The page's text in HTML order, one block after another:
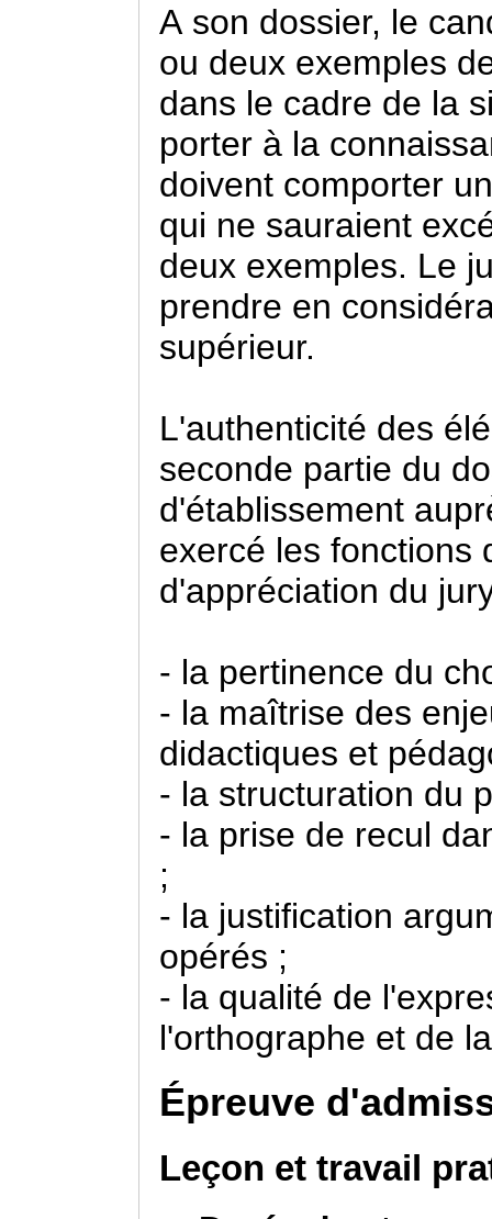
A son dossier, le
ou deux exemples
dans le cadre de la
porter à la
doivent comporter
qui ne sauraient
deux exemples. Le
prendre en
supérieur.
L'authenticité des
seconde partie du
d'établissement
exercé les fonctions
d'appréciation du
- la pertinence du
- la maîtrise des
didactiques et
- la structuration du
- la prise de recul
;
- la justification
opérés ;
- la qualité de
l'orthographe et de
Épreuve
Leçon et travail